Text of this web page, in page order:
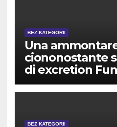
BEZ KATEGORII
Una
ciononostante
di excretion
BEZ KATEGORII